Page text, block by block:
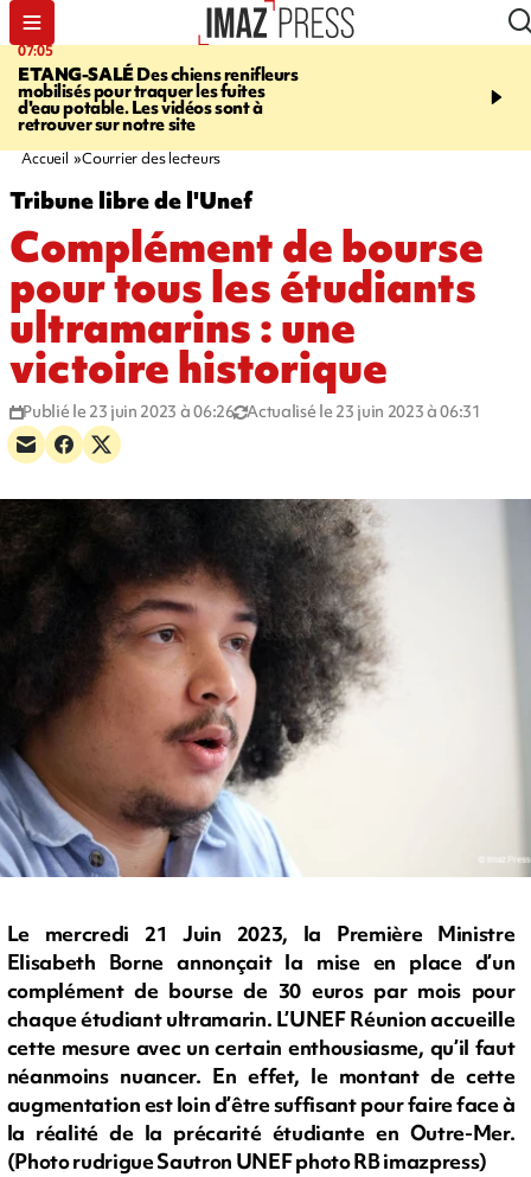
07:05
ETANG-SALÉDes chiens renifleurs
mobilisés pour traquer les fuites
d'eau potable. Les vidéos sont à
retrouver sur notre site
09:53
CATASTROPHIQUE
sécheresse, incendies -
Accueil Courrier des lecteurs
Tribune libre de l'Unef
Complément de bourse
pour tous les étudiants
ultramarins : une
victoire historique
Publié le 23 juin 2023 à 06:26 Actualisé le 23 juin 2023 à 06:31
Le mercredi 21 Juin 2023, la Première Ministre
Elisabeth Borne annonçait la mise en place d’un
complément de bourse de 30 euros par mois pour
chaque étudiant ultramarin. L’UNEF Réunion accueille
cette mesure avec un certain enthousiasme, qu’il faut
néanmoins nuancer. En effet, le montant de cette
augmentation est loin d’être suffisant pour faire face à
la réalité de la précarité étudiante en Outre-Mer.
(Photo rudrigue Sautron UNEF photo RB imazpress)